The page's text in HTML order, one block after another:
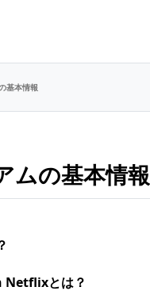
基本情報
ムの基本情報
Netflixとは？